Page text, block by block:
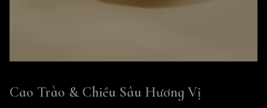
Cao Trào & Chiều Sâu Hương Vị